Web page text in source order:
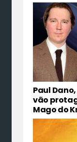
Paul
vão
Mago do